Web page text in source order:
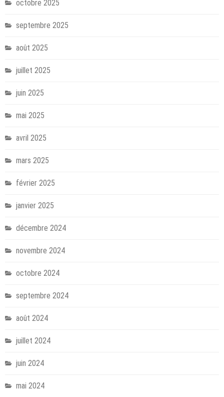
octobre 2025
septembre 2025
août 2025
juillet 2025
juin 2025
mai 2025
avril 2025
mars 2025
février 2025
janvier 2025
décembre 2024
novembre 2024
octobre 2024
septembre 2024
août 2024
juillet 2024
juin 2024
mai 2024